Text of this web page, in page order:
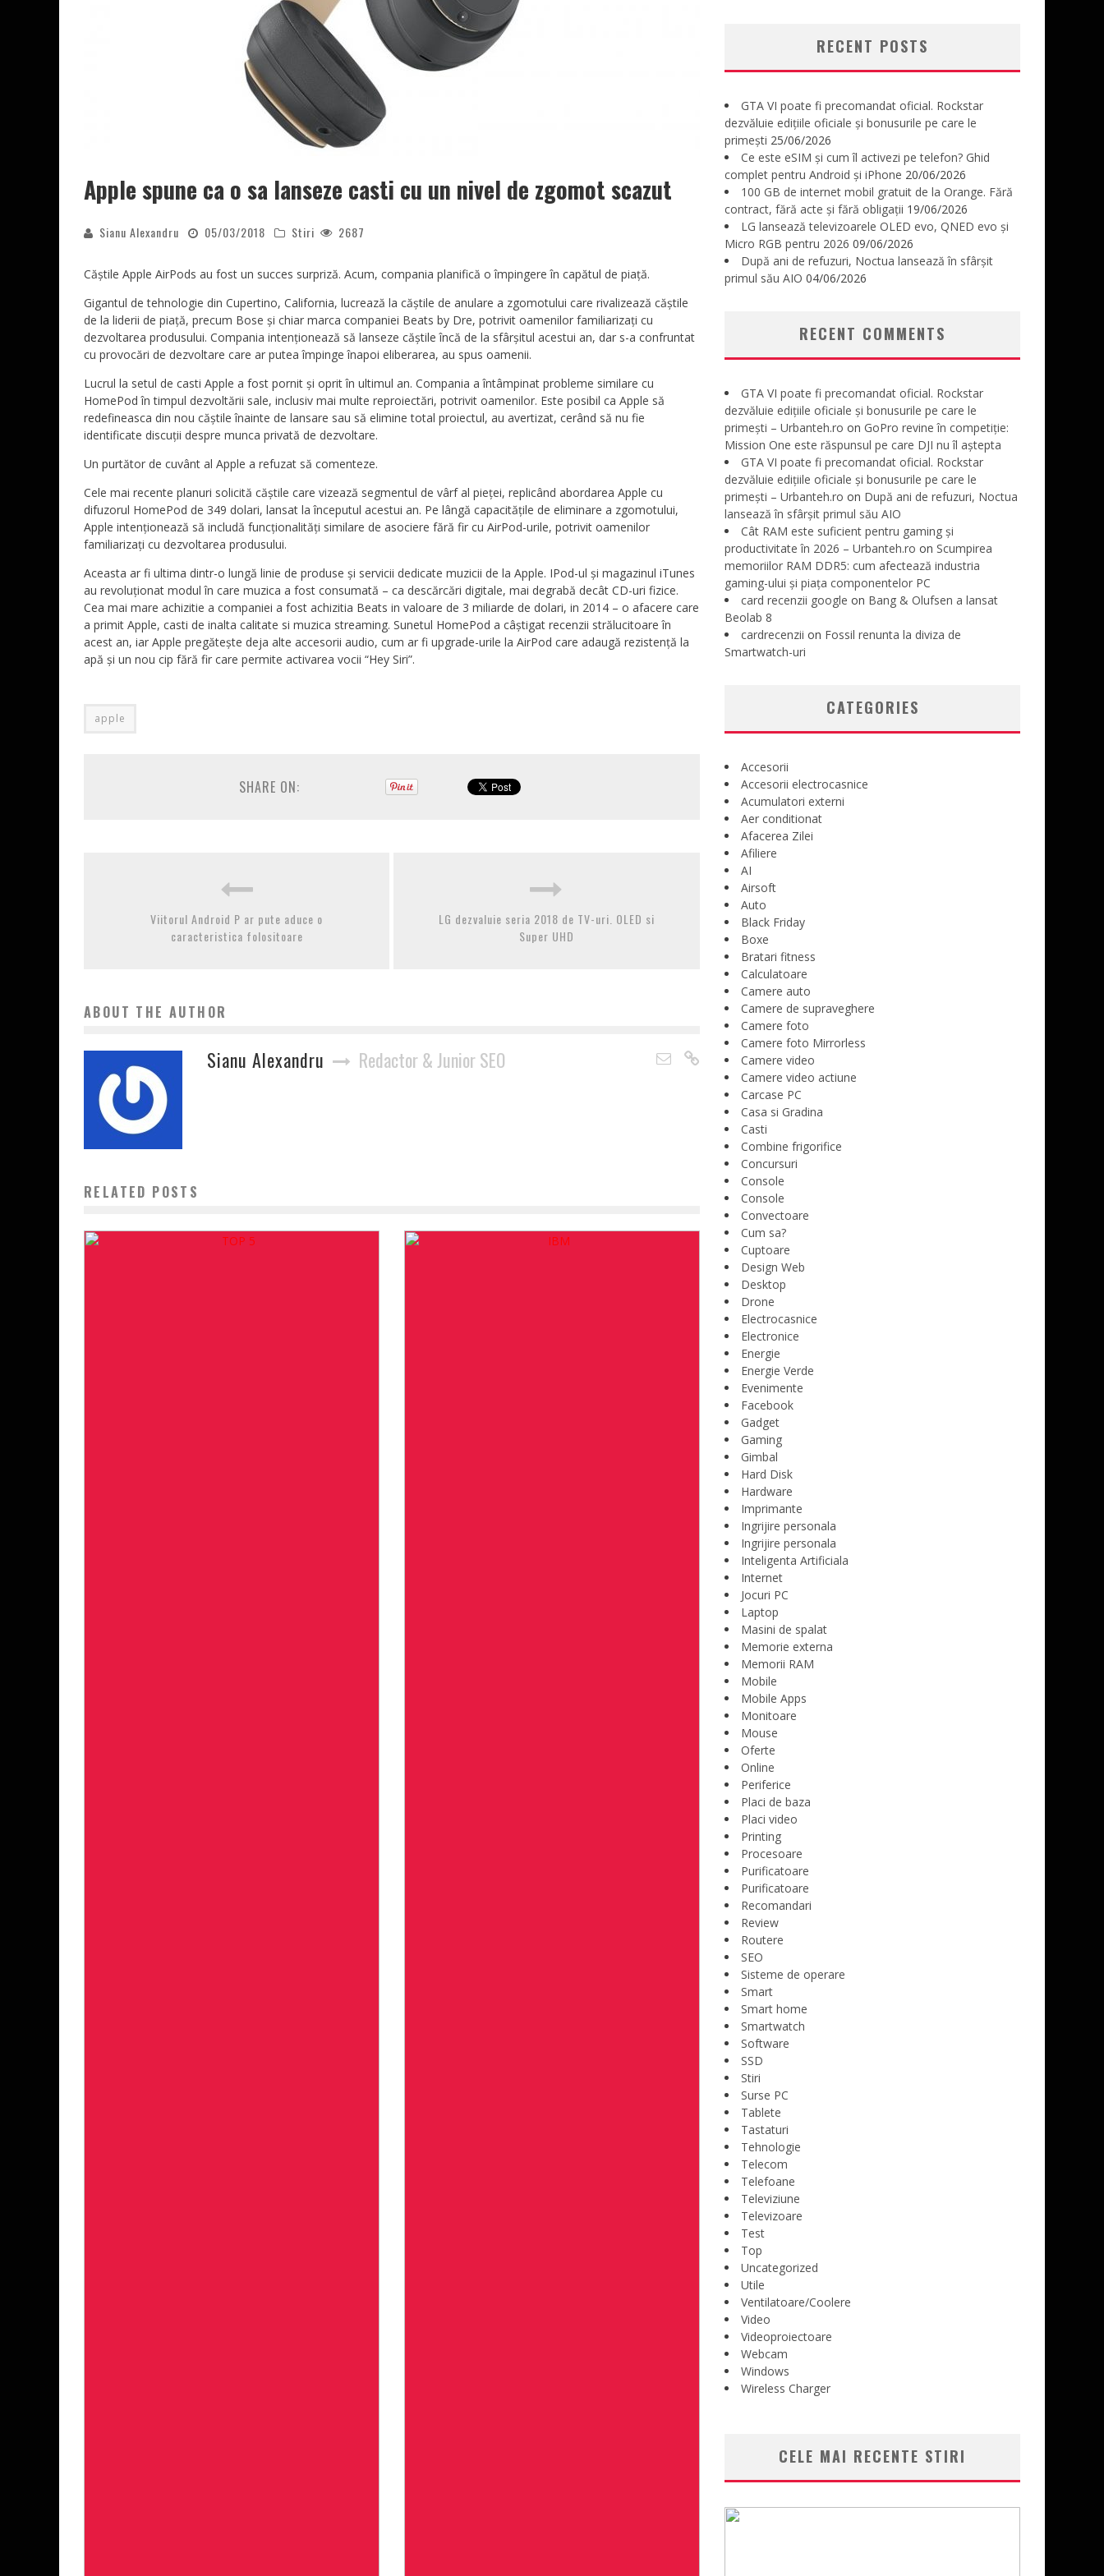
Apple spune ca o sa lanseze casti cu un nivel de zgomot scazut
Sianu Alexandru 05/03/2018 Stiri 2687
Căștile Apple AirPods au fost un succes surpriză. Acum, compania planifică o împingere în capătul de piață.
Gigantul de tehnologie din Cupertino, California, lucrează la căștile de anulare a zgomotului care rivalizează căștile
de la liderii de piață, precum Bose și chiar marca companiei Beats by Dre, potrivit oamenilor familiarizați cu
dezvoltarea produsului. Compania intenționează să lanseze căștile încă de la sfârșitul acestui an, dar s-a confruntat
cu provocări de dezvoltare care ar putea împinge înapoi eliberarea, au spus oamenii.
Lucrul la setul de casti Apple a fost pornit și oprit în ultimul an. Compania a întâmpinat probleme similare cu
HomePod în timpul dezvoltării sale, inclusiv mai multe reproiectări, potrivit oamenilor. Este posibil ca Apple să
redefineasca din nou căștile înainte de lansare sau să elimine total proiectul, au avertizat, cerând să nu fie
identificate discuții despre munca privată de dezvoltare.
Un purtător de cuvânt al Apple a refuzat să comenteze.
Cele mai recente planuri solicită căștile care vizează segmentul de vârf al pieței, replicând abordarea Apple cu
difuzorul HomePod de 349 dolari, lansat la începutul acestui an. Pe lângă capacitățile de eliminare a zgomotului,
Apple intenționează să includă funcționalități similare de asociere fără fir cu AirPod-urile, potrivit oamenilor
familiarizați cu dezvoltarea produsului.
Aceasta ar fi ultima dintr-o lungă linie de produse și servicii dedicate muzicii de la Apple. IPod-ul și magazinul iTunes
au revoluționat modul în care muzica a fost consumată – ca descărcări digitale, mai degrabă decât CD-uri fizice.
Cea mai mare achizitie a companiei a fost achizitia Beats in valoare de 3 miliarde de dolari, in 2014 – o afacere care
a primit Apple, casti de inalta calitate si muzica streaming. Sunetul HomePod a câștigat recenzii strălucitoare în
acest an, iar Apple pregătește deja alte accesorii audio, cum ar fi upgrade-urile la AirPod care adaugă rezistență la
apă și un nou cip fără fir care permite activarea vocii “Hey Siri”.
apple
SHARE ON:
Viitorul Android P ar pute aduce o
caracteristica folositoare
LG dezvaluie seria 2018 de TV-uri. OLED si
Super UHD
ABOUT THE AUTHOR
Sianu Alexandru Redactor & Junior SEO
RELATED POSTS
RECENT POSTS
GTA VI poate fi precomandat oficial. Rockstar
dezvăluie edițiile oficiale și bonusurile pe care le
primești 25/06/2026
Ce este eSIM și cum îl activezi pe telefon? Ghid
complet pentru Android și iPhone 20/06/2026
100 GB de internet mobil gratuit de la Orange. Fără
contract, fără acte și fără obligații 19/06/2026
LG lansează televizoarele OLED evo, QNED evo și
Micro RGB pentru 2026 09/06/2026
După ani de refuzuri, Noctua lansează în sfârșit
primul său AIO 04/06/2026
RECENT COMMENTS
GTA VI poate fi precomandat oficial. Rockstar
dezvăluie edițiile oficiale și bonusurile pe care le
primești – Urbanteh.ro on GoPro revine în competiție:
Mission One este răspunsul pe care DJI nu îl aștepta
GTA VI poate fi precomandat oficial. Rockstar
dezvăluie edițiile oficiale și bonusurile pe care le
primești – Urbanteh.ro on După ani de refuzuri, Noctua
lansează în sfârșit primul său AIO
Cât RAM este suficient pentru gaming și
productivitate în 2026 – Urbanteh.ro on Scumpirea
memoriilor RAM DDR5: cum afectează industria
gaming-ului și piața componentelor PC
card recenzii google on Bang & Olufsen a lansat
Beolab 8
cardrecenzii on Fossil renunta la diviza de
Smartwatch-uri
CATEGORIES
Accesorii
Accesorii electrocasnice
Acumulatori externi
Aer conditionat
Afacerea Zilei
Afiliere
AI
Airsoft
Auto
Black Friday
Boxe
Bratari fitness
Calculatoare
Camere auto
Camere de supraveghere
Camere foto
Camere foto Mirrorless
Camere video
Camere video actiune
Carcase PC
Casa si Gradina
Casti
Combine frigorifice
Concursuri
Console
Console
Convectoare
Cum sa?
Cuptoare
Design Web
Desktop
Drone
Electrocasnice
Electronice
Energie
Energie Verde
Evenimente
Facebook
Gadget
Gaming
Gimbal
Hard Disk
Hardware
Imprimante
Ingrijire personala
Ingrijire personala
Inteligenta Artificiala
Internet
Jocuri PC
Laptop
Masini de spalat
Memorie externa
Memorii RAM
Mobile
Mobile Apps
Monitoare
Mouse
Oferte
Online
Periferice
Placi de baza
Placi video
Printing
Procesoare
Purificatoare
Purificatoare
Recomandari
Review
Routere
SEO
Sisteme de operare
Smart
Smart home
Smartwatch
Software
SSD
Stiri
Surse PC
Tablete
Tastaturi
Tehnologie
Telecom
Telefoane
Televiziune
Televizoare
Test
Top
Uncategorized
Utile
Ventilatoare/Coolere
Video
Videoproiectoare
Webcam
Windows
Wireless Charger
CELE MAI RECENTE STIRI